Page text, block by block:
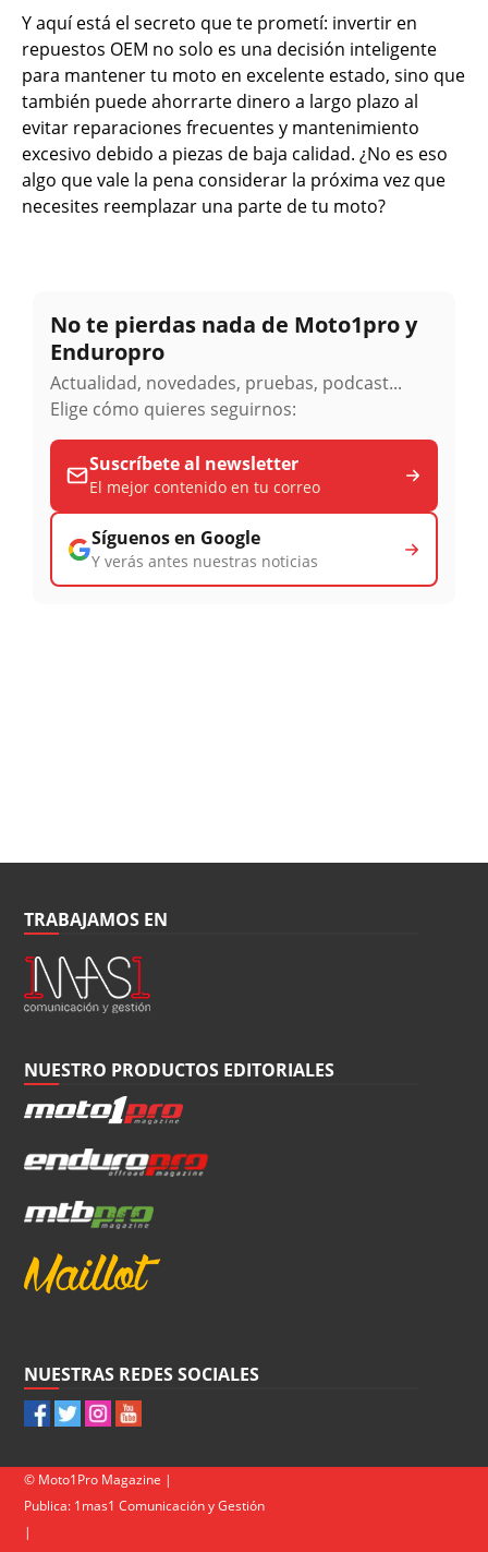
Y aquí está el secreto que te prometí: invertir en
repuestos OEM no solo es una decisión inteligente
para mantener tu moto en excelente estado, sino que
también puede ahorrarte dinero a largo plazo al
evitar reparaciones frecuentes y mantenimiento
excesivo debido a piezas de baja calidad. ¿No es eso
algo que vale la pena considerar la próxima vez que
necesites reemplazar una parte de tu moto?
No te pierdas nada de Moto1pro y
Enduropro
Actualidad, novedades, pruebas, podcast...
Elige cómo quieres seguirnos:
Suscríbete al newsletter
El mejor contenido en tu correo
Síguenos en Google
Y verás antes nuestras noticias
TRABAJAMOS EN
NUESTRO PRODUCTOS EDITORIALES
NUESTRAS REDES SOCIALES
© Moto1Pro Magazine |
Publica: 1mas1 Comunicación y Gestión
|